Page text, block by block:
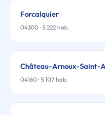
Forcalquier
04300 · 5 222 hab.
Château-Arnoux-Saint-
04160 · 5 107 hab.